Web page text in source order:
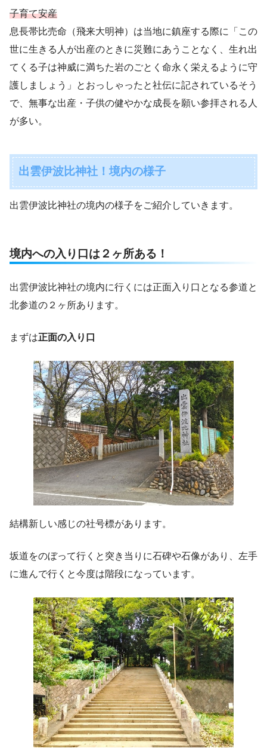
子育て安産
息長帯比売命（飛来大明神）は当地に鎮座する際に「この
世に生きる人が出産のときに災難にあうことなく、生れ出
てくる子は神威に満ちた岩のごとく命永く栄えるように守
護しましょう」とおっしゃったと社伝に記されているそう
で、無事な出産・子供の健やかな成長を願い参拝される人
が多い。
出雲伊波比神社！境内の様子
出雲伊波比神社の境内の様子をご紹介していきます。
境内への入り口は２ヶ所ある！
出雲伊波比神社の境内に行くには正面入り口となる参道と
北参道の２ヶ所あります。
まずは正面の入り口
結構新しい感じの社号標があります。
坂道をのぼって行くと突き当りに石碑や石像があり、左手
に進んで行くと今度は階段になっています。